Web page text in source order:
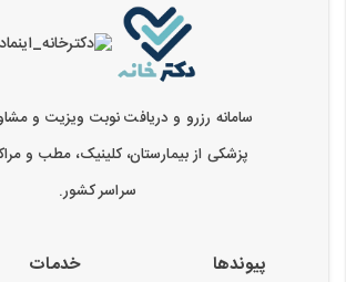
سامانه رزرو و دریافت نوبت ویزیت و
پزشکی از بیمارستان، کلینیک، مطب و
سراسر کشور.
پیوندها خدمات